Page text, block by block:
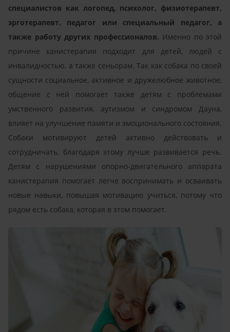
специалистов как логопед, психолог, физиотерапевт,
эрготерапевт, педагог или специальный педагог, а
также работу других профессионалов. Именно по этой
причине канистерапия подходит для детей, людей с
инвалидностью, а также сеньорам. Так как собака по своей
сущности социальное, активное и дружелюбное животное,
общение с ней помогает также детям с проблемами
умственного развития, аутизмом и синдромом Дауна,
влияет на улучшение памяти и эмоционального состояния.
Собаки мотивируют детей активно действовать и
сотрудничать, благодаря этому лучше развивается речь.
Детям с нарушениями опорно-двигательного аппарата
канистерапия помогает легче воспринимать и осваивать
новые навыки, повышая мотивацию учиться, потому что
рядом есть собака, которая в этом помогает.